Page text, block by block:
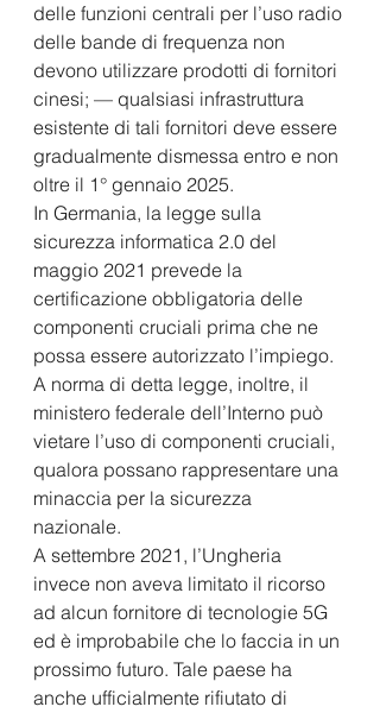
delle funzioni centrali per l’uso radio
delle bande di frequenza non
devono utilizzare prodotti di fornitori
cinesi; — qualsiasi infrastruttura
esistente di tali fornitori deve essere
gradualmente dismessa entro e non
oltre il 1° gennaio 2025.
In Germania, la legge sulla
sicurezza informatica 2.0 del
maggio 2021 prevede la
certificazione obbligatoria delle
componenti cruciali prima che ne
possa essere autorizzato l’impiego.
A norma di detta legge, inoltre, il
ministero federale dell’Interno può
vietare l’uso di componenti cruciali,
qualora possano rappresentare una
minaccia per la sicurezza
nazionale.
A settembre 2021, l’Ungheria
invece non aveva limitato il ricorso
ad alcun fornitore di tecnologie 5G
ed è improbabile che lo faccia in un
prossimo futuro. Tale paese ha
anche ufficialmente rifiutato di